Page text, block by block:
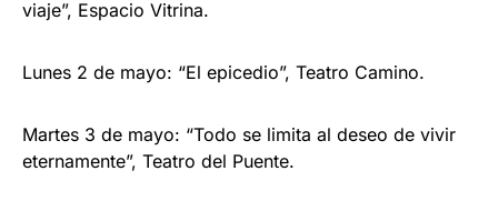
viaje”, Espacio Vitrina.
Lunes 2 de mayo: “El epicedio”, Teatro Camino.
Martes 3 de mayo: “Todo se limita al deseo de vivir
eternamente”, Teatro del Puente.